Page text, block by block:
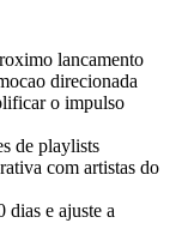
lancamento
direcionada
o impulso
de playlists
com artistas do
dias e ajuste a